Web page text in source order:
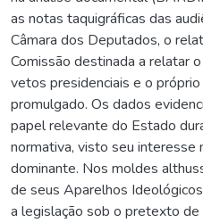
as notas taquigráficas das
Câmara dos Deputados, o
Comissão destinada a relatar
vetos presidenciais e o
promulgado. Os dados
papel relevante do Estado
normativa, visto seu interesse
dominante. Nos moldes
de seus Aparelhos
a legislação sob o pretexto